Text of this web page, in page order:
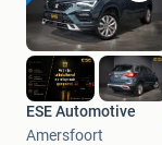
in
Mijn
ESE Automotive
Amersfoort